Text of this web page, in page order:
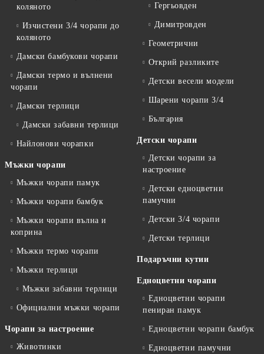
коляното
Изчистени 3/4 чорапи до
коляното
Дамски бамбукови чорапи
Дамски термо и вълнени
чорапи
Дамски терлици
Дамски забавни терлици
Найлонови чорапки
Мъжки чорапи
Мъжки чорапи памук
Мъжки чорапи бамбук
Мъжки чорапи вълна и
коприна
Мъжки термо чорапи
Мъжки терлици
Мъжки забавни терлици
Официални мъжки чорапи
Чорапи за настроение
Животинки
Гергьовден
Димитровден
Геометрични
Открий разликите
Детски весели модели
Шарени чорапи 3/4
България
Детски чорапи
Детски чорапи за
настроение
Детски едноцветни
памучни
Детски 3/4 чорапи
Детски терлици
Подаръчни кутии
Едноцветни чорапи
Едноцветни чорапи
пениран памук
Едноцветни чорапи бамбук
Едноцветни памучни